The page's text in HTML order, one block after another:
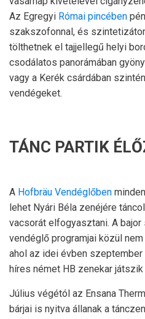
Az Egregyi Római pincében
szakszofonnal, és
tölthetnek el tajjellegű helyi
csodálatos panorámában
vagy a Kerék csárdában
vendégeket.
TÁNC PARTIK
A Hofbräu Vendéglőben
lehet Nyári Béla zenéjére
vacsorát elfogyasztani. A
vendéglő programjai közül
ahol az idei évben
híres német HB zenekar játszik
Július végétól az Ensana
bárjai is nyitva állanak a